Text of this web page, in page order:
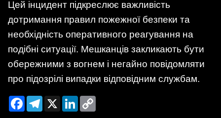
Цей інцидент підкреслює важливість
дотримання правил пожежної безпеки та
необхідність оперативного реагування на
подібні ситуації. Мешканців закликають бути
обережними з вогнем і негайно повідомляти
про підозрілі випадки відповідним службам.
FacebookTelegram
X LinkedIn